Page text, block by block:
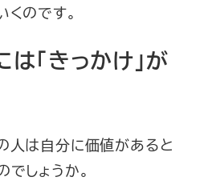
のです。
「きっかけ」が
人は自分に価値があると
しょうか。